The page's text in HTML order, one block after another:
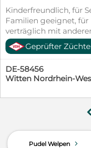
mal geimpft, sucht
Lebenszeit. Till ist sehr verschmust, gut sozialisiert
und mit anderen Hunden
sind auf
rufen Sie mich gerne
Kinderfreundlich, für
Familien geeignet,
verträglich mit
Pflichtimpfungen),
Heimtierausweis,
Stubenrein
Geprüfter
DE-58456
Witten Nordrhein-
g
Pudel Welpen d